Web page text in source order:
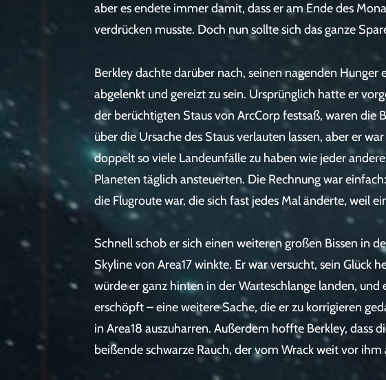
aber es endete immer damit, dass er am Ende des
verdrücken musste. Doch nun sollte sich das ganze
Berkley dachte darüber nach, seinen nagenden
abgelenkt und gereizt zu sein. Ursprünglich hatte er
der berüchtigten Staus von ArcCorp festsaß, waren
über die Ursache des Staus verlauten lassen, aber er
doppelt so viele Landeunfälle zu haben wie jeder
Planeten täglich ansteuerten. Die Rechnung war
die Flugroute war, die sich fast jedes Mal änderte, weil
Schnell schob er sich einen weiteren großen Bissen in
Skyline von Area17 winkte. Er war versucht, sein
würde er ganz hinten in der Warteschlange landen,
erschöpft – eine weitere Sache, die er zu korrigieren
in Area18 auszuharren. Außerdem hoffte Berkley, dass
beißende schwarze Rauch, der vom Wrack weit vor